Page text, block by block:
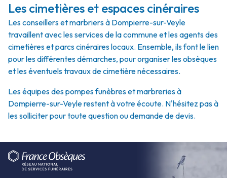
Les cimetières et espaces cinéraires
Les conseillers et marbriers à Dompierre-sur-Veyle
travaillent avec les services de la commune et les agents des
cimetières et parcs cinéraires locaux. Ensemble, ils font le lien
pour les différentes démarches, pour organiser les obsèques
et les éventuels travaux de cimetière nécessaires.
Les équipes des pompes funèbres et marbreries à
Dompierre-sur-Veyle restent à votre écoute. N'hésitez pas à
les solliciter pour toute question ou demande de devis.